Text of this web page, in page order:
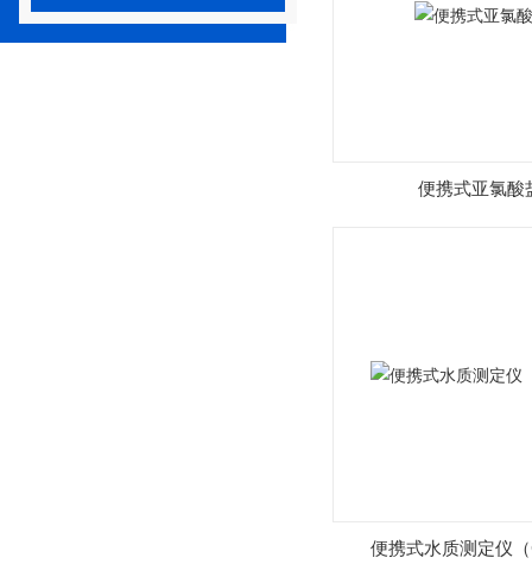
便携式亚氯酸
便携式水质测定仪